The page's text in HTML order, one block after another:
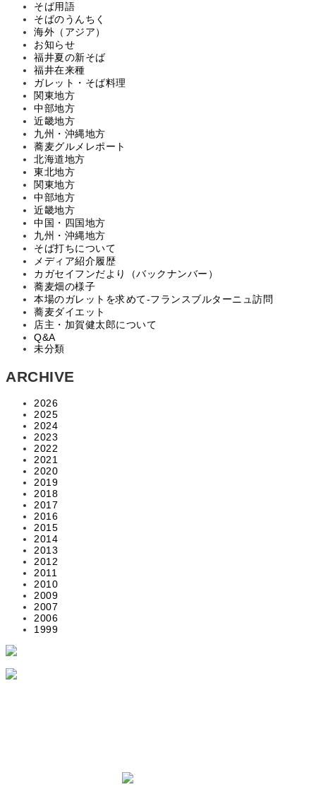
そば用語
そばのうんちく
海外（アジア）
お知らせ
福井夏の新そば
福井在来種
ガレット・そば料理
関東地方
中部地方
近畿地方
九州・沖縄地方
蕎麦グルメレポート
北海道地方
東北地方
関東地方
中部地方
近畿地方
中国・四国地方
九州・沖縄地方
そば打ちについて
メディア紹介履歴
カガセイフンだより（バックナンバー）
蕎麦畑の様子
本場のガレットを求めて‐フランスブルターニュ訪問
蕎麦ダイエット
店主・加賀健太郎について
Q&A
未分類
ARCHIVE
2026
2025
2024
2023
2022
2021
2020
2019
2018
2017
2016
2015
2014
2013
2012
2011
2010
2009
2007
2006
1999